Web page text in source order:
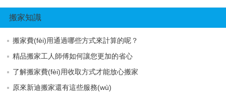
搬家知識
搬家費(fèi)用通過哪些方式來計算的呢？
精品搬家工人師傅如何讓您更加的省心
了解搬家費(fèi)用收取方式才能放心搬家
原來新迪搬家還有這些服務(wù)